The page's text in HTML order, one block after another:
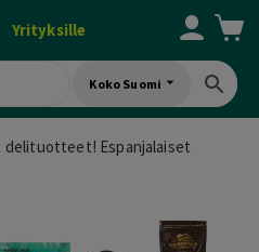
Yrityksille
Koko Suomi
Espanjalaiset